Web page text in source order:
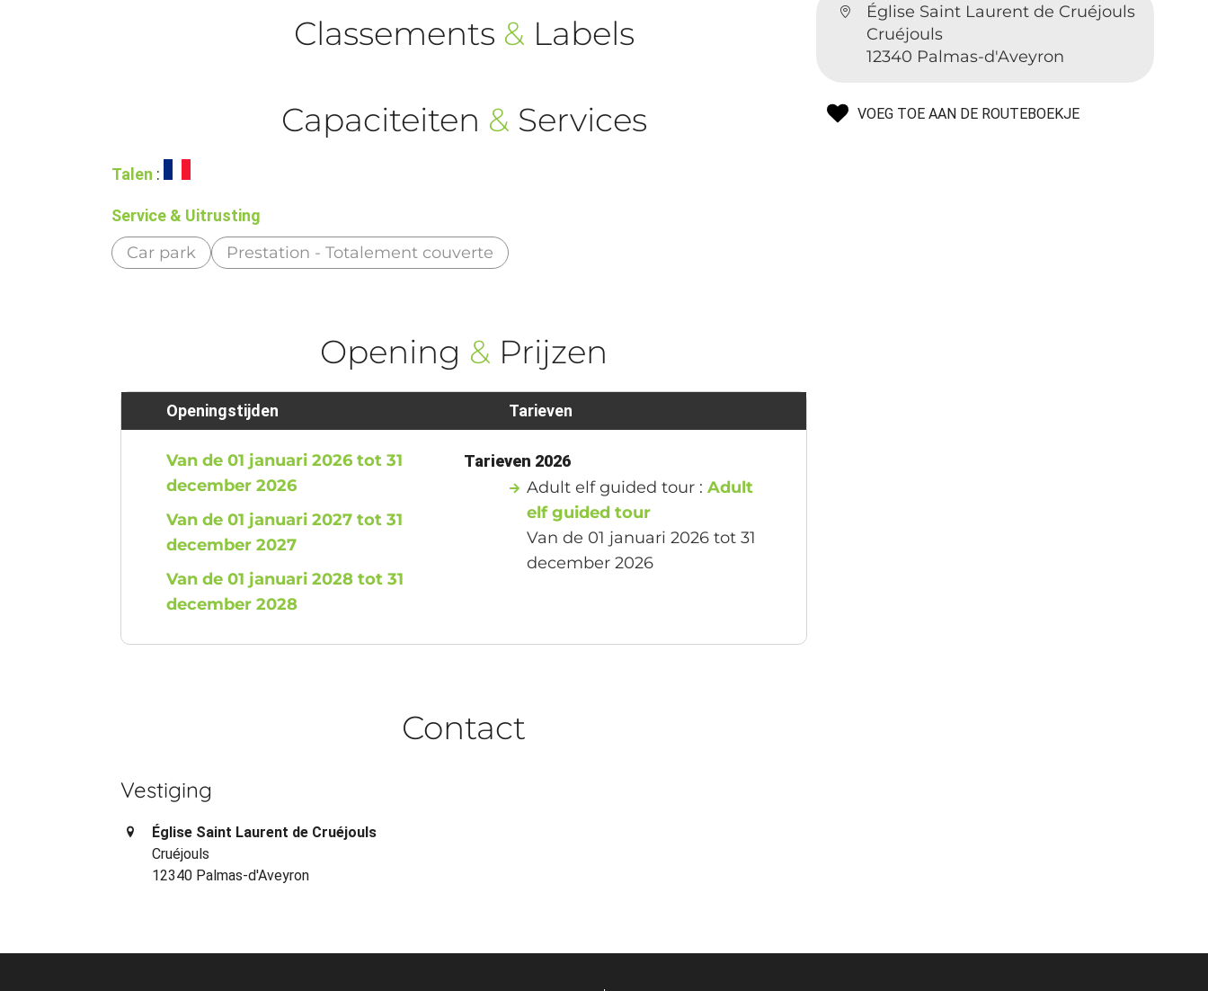
Église Saint Laurent de Cruéjouls
Cruéjouls
12340 Palmas-d'Aveyron
VOEG TOE AAN DE ROUTEBOEKJE
Classements & Labels
Capaciteiten & Services
Talen :
Service & Uitrusting
Car park Prestation - Totalement couverte
Opening & Prijzen
Openingstijden
Van de 01 januari 2026 tot 31
december 2026
Van de 01 januari 2027 tot 31
december 2027
Van de 01 januari 2028 tot 31
december 2028
Tarieven
Tarieven 2026
Adult elf guided tour :Adult
elf guided tour
Van de 01 januari 2026 tot 31
december 2026
Contact
Vestiging
Église Saint Laurent de Cruéjouls
Cruéjouls
12340 Palmas-d'Aveyron